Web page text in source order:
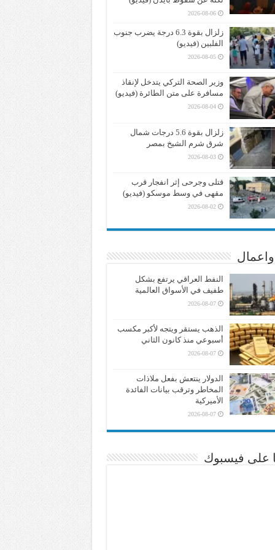
2026-08-06
زلزال بقوة 6.3 درجة يضرب جنوب
الفلبين (فيديو)
2026-08-05
وزير الصحة التركي يتدخل لإنقاذ
مسافرة على متن الطائرة (فيديو)
2026-08-04
زلزال بقوة 5.6 درجات شمال
شرق شرم الشيخ بمصر
2026-08-03
قتلى وجرحى إثر انفجار قرب
مقهى في وسط موسكو (فيديو)
2026-08-02
النفط العراقي يرتفع بشكل
طفيف في الأسواق العالمية
2026-08-07
الذهب يستقر ويتجه لأكبر مكسب
أسبوعي منذ كانون الثاني
2026-08-07
الدولار ينتعش بفعل ملاذات
المخاطر وترقب بيانات الفائدة
الأميركية
2026-08-07
على فيسبوك